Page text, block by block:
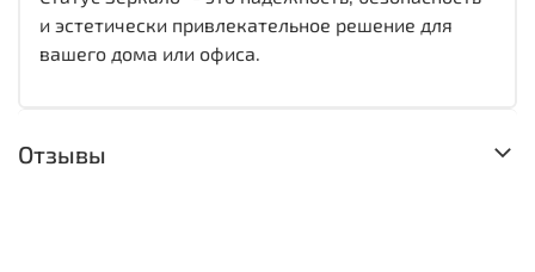
и эстетически привлекательное решение для
вашего дома или офиса.
Отзывы